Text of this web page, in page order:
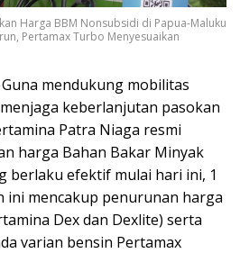
Harga BBM Nonsubsidi di Papua-Maluku
Pertamax Turbo Menyesuaikan
mendukung mobilitas
keberlanjutan pasokan
Patra Niaga resmi
harga Bahan Bakar Minyak
berlaku efektif mulai hari ini, 1
ini mencakup penurunan harga
Dex dan Dexlite) serta
varian bensin Pertamax